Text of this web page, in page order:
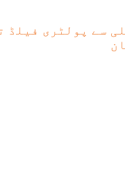
سے پولٹری فیلڈ